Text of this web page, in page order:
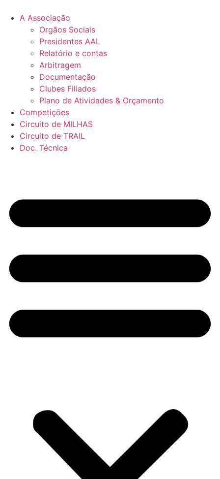
para
conteúdo
A Associação
Orgãos Sociais
Presidentes AAL
Relatório e contas
Arbitragem
Documentação
Clubes Filiados
Plano de Atividades & Orçamento
Competições
Circuito de MILHAS
Circuito de TRAIL
Doc. Técnica